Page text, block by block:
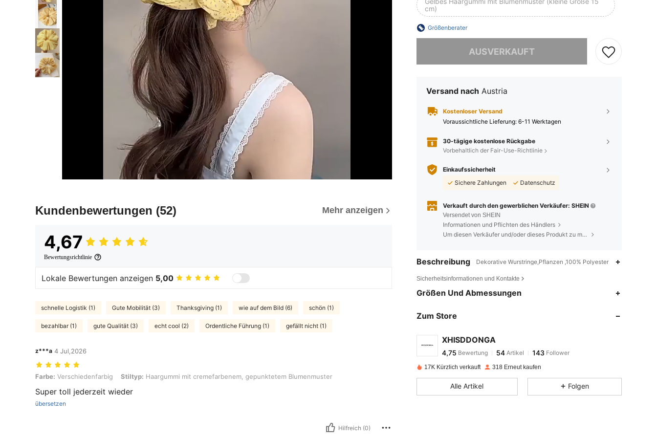
Kundenbewertungen (52) Mehr anzeigen
4,67
Bewertungsrichtlinie
Lokale Bewertungen anzeigen 5,00
schnelle Logistik (1) Gute Mobilität (3) Thanksgiving (1) wie auf dem Bild (6) schön (1)
bezahlbar (1) gute Qualität (3) echt cool (2) Ordentliche Führung (1) gefällt nicht (1)
z***a 4 Jul,2026
Farbe: Verschiedenfarbig, Stiltyp: Haargummi mit cremefarbenem, gepunktetem Blumenmuster
Farbe: Verschiedenfarbig Stiltyp: Haargummi mit cremefarbenem, gepunktetem Blumenmuster
Super toll jederzeit wieder
übersetzen
Hilfreich (0)
cm)
Größenberater
AUSVERKAUFT
Versand nach Austria
Kostenloser Versand
Voraussichtliche Lieferung: 6-11 Werktagen
30-tägige kostenlose Rückgabe
Vorbehaltlich der Fair-Use-Richtlinie
Einkaufssicherheit
Sichere Zahlungen
Datenschutz
Verkauft durch den gewerblichen Verkäufer: SHEIN
Versendet von SHEIN
Informationen und Pflichten des Händlers
Um diesen Verkäufer und/oder dieses Produkt zu melden
Beschreibung Dekorative Wurstringe,Pflanzen ,100% Polyester
Sicherheitsinformationen und Kontakte
Größen Und Abmessungen
Zum Store
XHISDDONGA
4,75
4,75Bewertung
a***7ist Vor 1 Taggefolgt
4,75
17K Kürzlich verkauft 318 Erneut kaufen
Alle Artikel Folgen